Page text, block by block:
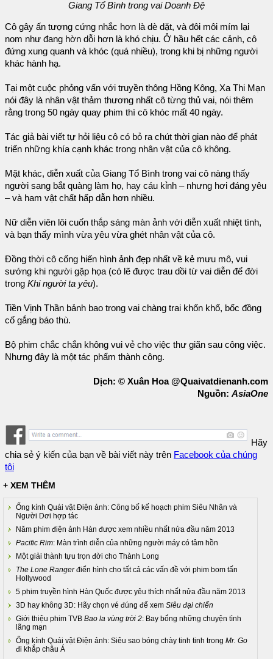
Giang Tổ Bình trong vai Doanh Đệ
Cô gây ấn tượng cứng nhắc hơn là dè dặt, và đôi môi mím lại
nom như đang hờn dỗi hơn là khó chịu. Ở hầu hết các cảnh, cô
đứng xung quanh và khóc (quá nhiều), trong khi bị những người
khác hành hạ.
Tại một cuộc phỏng vấn với truyền thông Hồng Kông, Xa Thi Mạn
nói đây là nhân vật thảm thương nhất cô từng thủ vai, nói thêm
rằng trong 50 ngày quay phim thì cô khóc mất 40 ngày.
Tác giả bài viết tự hỏi liệu cô có bỏ ra chút thời gian nào để phát
triển những khía cạnh khác trong nhân vật của cô không.
Mặt khác, diễn xuất của Giang Tổ Bình trong vai cô nàng thấy
người sang bắt quàng làm họ, hay cáu kỉnh – nhưng hơi đáng yêu
– và ham vật chất hấp dẫn hơn nhiều.
Nữ diễn viên lôi cuốn thắp sáng màn ảnh với diễn xuất nhiệt tình,
và bạn thấy mình vừa yêu vừa ghét nhân vật của cô.
Đồng thời cô cống hiến hình ảnh đẹp nhất về kẻ mưu mô, vui
sướng khi người gặp họa (có lẽ được trau dồi từ vai diễn để đời
trong Khi người ta yêu).
Tiền Vịnh Thần bảnh bao trong vai chàng trai khốn khổ, bốc đồng
cố gắng báo thù.
Bộ phim chắc chắn không vui vẻ cho việc thư giãn sau công việc.
Nhưng đây là một tác phẩm thành công.
Dịch: © Xuân Hoa @Quaivatdienanh.com
Nguồn: AsiaOne
Hãy
chia sẻ ý kiến của bạn về bài viết này trên Facebook của chúng
tôi
+ XEM THÊM
Ống kính Quái vật Điện ảnh: Công bố kế hoạch phim Siêu Nhân và
Người Dơi hợp tác
Năm phim điện ảnh Hàn được xem nhiều nhất nửa đầu năm 2013
Pacific Rim: Màn trình diễn của những người máy có tâm hồn
Một giải thành tựu trọn đời cho Thành Long
The Lone Rangerđiển hình cho tất cả các vấn đề với phim bom tấn
Hollywood
5 phim truyền hình Hàn Quốc được yêu thích nhất nửa đầu năm 2013
3D hay không 3D: Hãy chọn vé đúng để xem Siêu đại chiến
Giới thiệu phim TVB Bao la vùng trời 2: Bay bổng những chuyện tình
lãng mạn
Ống kính Quái vật Điện ảnh: Siêu sao bóng chày tinh tinh trong Mr. Go
đi khắp châu Á